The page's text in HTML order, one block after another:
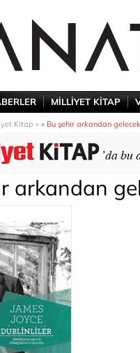
MİLLİYET KİTAP
Kitap » » Bu şehir arkandan gelecek
arkandan